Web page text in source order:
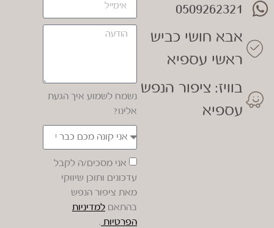
0509262321
אבא חושי כביש
ראשי עספיא
בוויז: ציפור הנפש
עספיא
נשמח לשמוע איך הגעת
אלינו?
אני מסכים/ה לקבל
עדכונים ותוכן שיווקי
מאת ציפור הנפש
בהתאם למדיניות
הפרטיות .